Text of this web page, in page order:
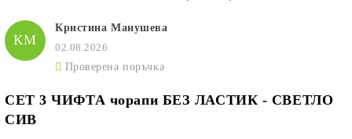
КМ
Кристина Манушева
02.08.2026
Проверена поръчка
СЕТ 3 ЧИФТА чорапи БЕЗ ЛАСТИК - СВЕТЛО
СИВ